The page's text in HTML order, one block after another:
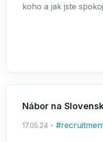
koho a jak jste
Nábor na
17.05.24 #